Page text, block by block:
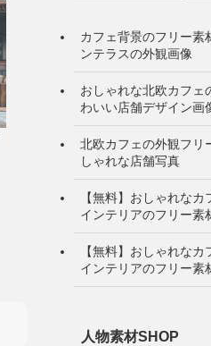
カフェ背景のフリー素
ンテラスの外観画像
おしゃれな北欧カフェ
わいい店舗デザイン画
北欧カフェの外観フリ
しゃれな店舗写真
【無料】おしゃれな
インテリアのフリー素
【無料】おしゃれな
インテリアのフリー素
人物素材SHOP